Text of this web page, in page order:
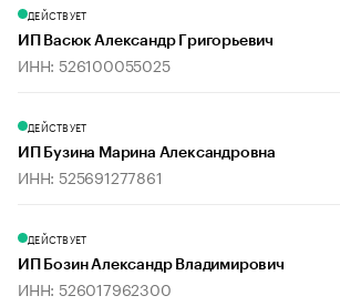
ДЕЙСТВУЕТ
ИП Васюк Александр Григорьевич
ИНН: 526100055025
ДЕЙСТВУЕТ
ИП Бузина Марина Александровна
ИНН: 525691277861
ДЕЙСТВУЕТ
ИП Бозин Александр Владимирович
ИНН: 526017962300